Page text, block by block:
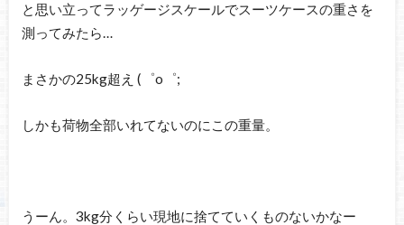
と思い立ってラッゲージスケールでスーツケースの重さを
測ってみたら…
まさかの25kg超え (゜o゜;
しかも荷物全部いれてないのにこの重量。
うーん。3kg分くらい現地に捨てていくものないかなー